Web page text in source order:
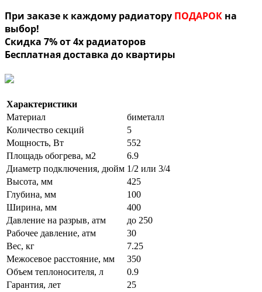
При заказе к каждому радиатору ПОДАРОК на
выбор!
Скидка 7% от 4х радиаторов
Бесплатная доставка до квартиры
Характеристики
Материал
биметалл
Количество секций
5
Мощность, Вт
552
Площадь обогрева, м2
6.9
Диаметр подключения, дюйм 1/2 или 3/4
Высота, мм
425
Глубина, мм
100
Ширина, мм
400
Давление на разрыв, атм
до 250
Рабочее давление, атм
30
Вес, кг
7.25
Межосевое расстояние, мм
350
Объем теплоносителя, л
0.9
Гарантия, лет
25